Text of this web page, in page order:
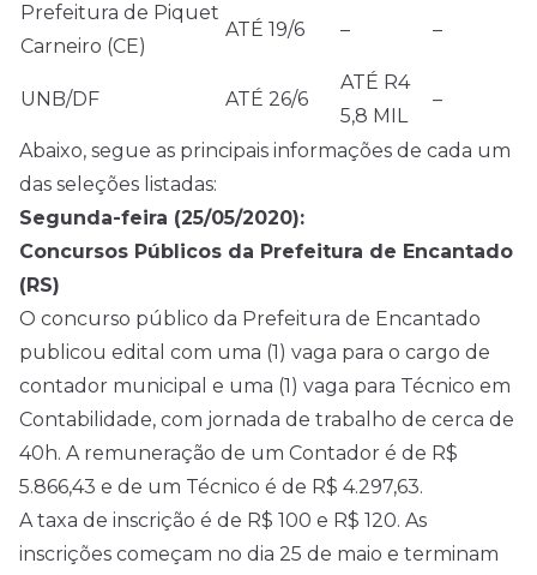
Prefeitura de Piquet
Carneiro (CE)
ATÉ 19/6 – –
UNB/DF ATÉ 26/6
ATÉ R4
5,8 MIL
–
Abaixo, segue as principais informações de cada um
das seleções listadas:
Segunda-feira (25/05/2020):
Concursos Públicos da Prefeitura de Encantado
(RS)
O concurso público da Prefeitura de Encantado
publicou edital com uma (1) vaga para o cargo de
contador municipal e uma (1) vaga para Técnico em
Contabilidade, com jornada de trabalho de cerca de
40h. A remuneração de um Contador é de R$
5.866,43 e de um Técnico é de R$ 4.297,63.
A taxa de inscrição é de R$ 100 e R$ 120. As
inscrições começam no dia 25 de maio e terminam